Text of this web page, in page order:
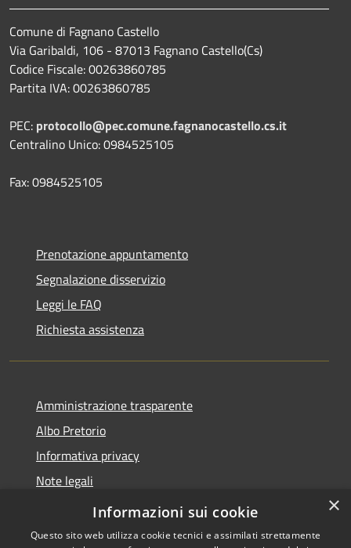
Comune di Fagnano Castello
Via Garibaldi, 106 - 87013 Fagnano Castello(Cs)
Codice Fiscale: 00263860785
Partita IVA: 00263860785
PEC: protocollo@pec.comune.fagnanocastello.cs.it
Centralino Unico: 0984525105
Fax: 0984525105
Prenotazione appuntamento
Segnalazione disservizio
Leggi le FAQ
Richiesta assistenza
Amministrazione trasparente
Albo Pretorio
Informativa privacy
Note legali
Dichiarazione di accessibilità
×
Informazioni sui cookie
Questo sito web utilizza cookie tecnici e assimilati strettamente